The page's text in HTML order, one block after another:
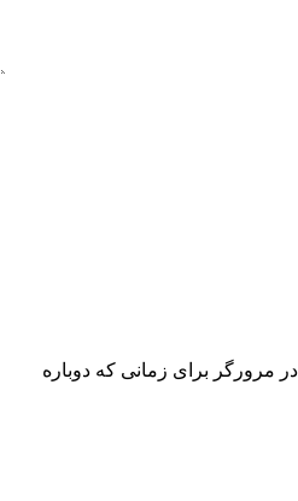
مرورگر برای زمانی که دوباره